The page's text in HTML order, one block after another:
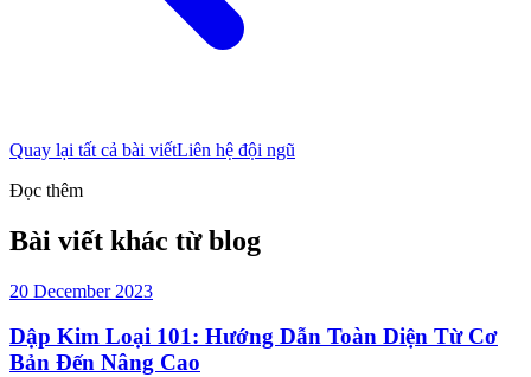
Quay lại tất cả bài viếtLiên hệ đội ngũ
Đọc thêm
Bài viết khác từ blog
20 December 2023
Dập Kim Loại 101: Hướng Dẫn Toàn Diện Từ Cơ
Bản Đến Nâng Cao